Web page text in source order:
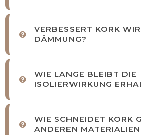
VERBESSERT KORK
DÄMMUNG?
WIE LANGE BLEIBT DIE
ISOLIERWIRKUNG
WIE SCHNEIDET KORK
ANDEREN